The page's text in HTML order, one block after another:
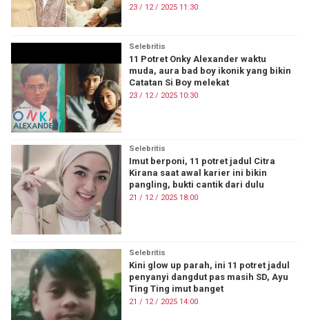
23 / 12 / 2025 11:30
Selebritis
11 Potret Onky Alexander waktu
muda, aura bad boy ikonik yang bikin
Catatan Si Boy melekat
23 / 12 / 2025 10:30
Selebritis
Imut berponi, 11 potret jadul Citra
Kirana saat awal karier ini bikin
pangling, bukti cantik dari dulu
21 / 12 / 2025 18:00
Selebritis
Kini glow up parah, ini 11 potret jadul
penyanyi dangdut pas masih SD, Ayu
Ting Ting imut banget
21 / 12 / 2025 14:00